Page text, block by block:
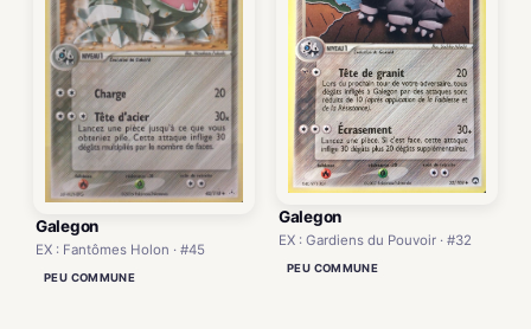
Galegon
EX : Fantômes Holon · #45
PEU COMMUNE
Galegon
EX : Gardiens du Pouvoir · #32
PEU COMMUNE